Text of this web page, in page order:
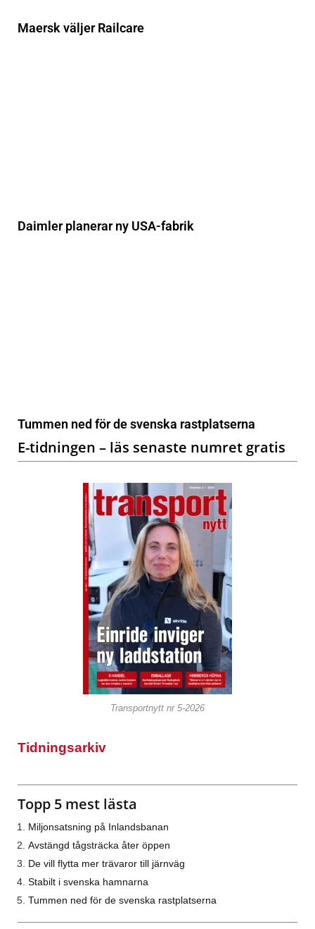
Maersk väljer Railcare
Daimler planerar ny USA-fabrik
Tummen ned för de svenska rastplatserna
E-tidningen – läs senaste numret gratis
Transportnytt nr 5-2026
Tidningsarkiv
Topp 5 mest lästa
Miljonsatsning på Inlandsbanan
Avstängd tågsträcka åter öppen
De vill flytta mer trävaror till järnväg
Stabilt i svenska hamnarna
Tummen ned för de svenska rastplatserna